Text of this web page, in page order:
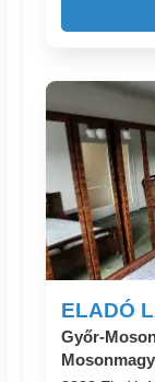
ELADÓ
Győr-